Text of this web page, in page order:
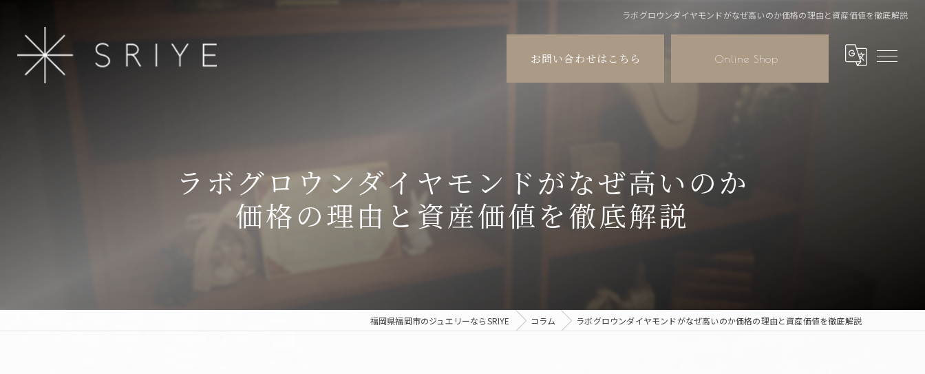
ラボグロウンダイヤモンドがなぜ高いのか価格の理由と資産価値を徹底解説
お問い合わせはこちら Online Shop
ラボグロウンダイヤモンドがなぜ高いのか
価格の理由と資産価値を徹底解説
福岡県福岡市のジュエリーならSRIYE コラム ラボグロウンダイヤモンドがなぜ高いのか価格の理由と資産価値を徹底解説